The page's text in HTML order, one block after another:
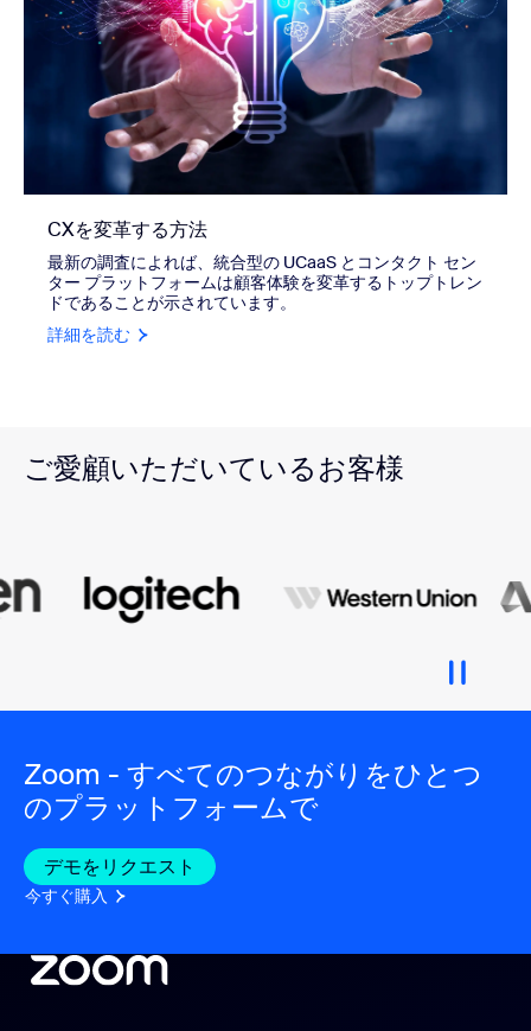
CXを変革する方法
最新の調査によれば、統合型の UCaaS とコンタクト セン
ター プラットフォームは顧客体験を変革するトップトレン
ドであることが示されています。
詳細を読む
ご愛顧いただいているお客様
Zoom - すべてのつながりをひとつ
のプラットフォームで
デモをリクエスト
今すぐ購入